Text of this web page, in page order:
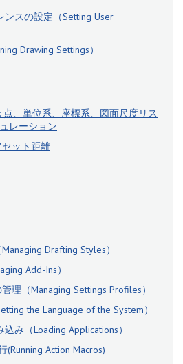
スの設定（Setting User
Drawing Settings）
点、単位系、座標系、図面尺度リス
レーション
ット距離
Drafting Styles）
Add-Ins）
理（Managing Settings Profiles）
the Language of the System）
み（Loading Applications）
Action Macros)